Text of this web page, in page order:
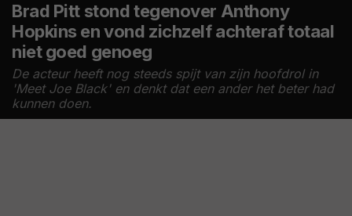
Brad Pitt stond tegenover Anthony
Hopkins en vond zichzelf achteraf totaal
niet goed genoeg
De acteur heeft nog steeds spijt van zijn hoofdrol in
'Meet Joe Black' en denkt dat een ander het beter had
kunnen doen.